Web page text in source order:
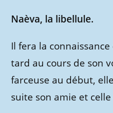
Naèva, la libellule.
Il fera la
tard au cours de son
farceuse au début,
suite son amie et